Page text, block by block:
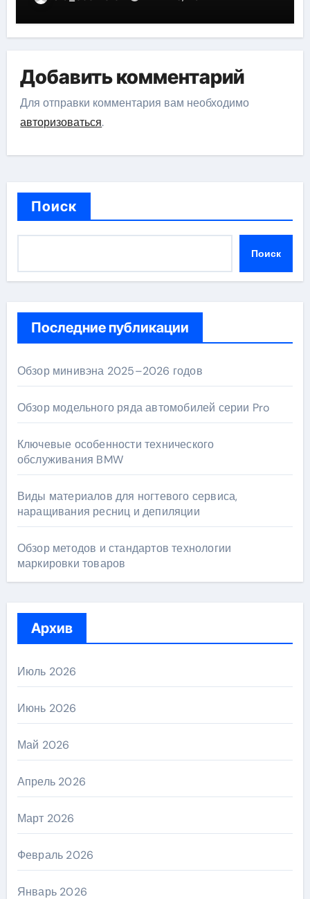
Добавить комментарий
Для отправки комментария вам необходимо
авторизоваться.
Поиск
Поиск
Последние публикации
Обзор минивэна 2025–2026 годов
Обзор модельного ряда автомобилей серии Pro
Ключевые особенности технического
обслуживания BMW
Виды материалов для ногтевого сервиса,
наращивания ресниц и депиляции
Обзор методов и стандартов технологии
маркировки товаров
Архив
Июль 2026
Июнь 2026
Май 2026
Апрель 2026
Март 2026
Февраль 2026
Январь 2026